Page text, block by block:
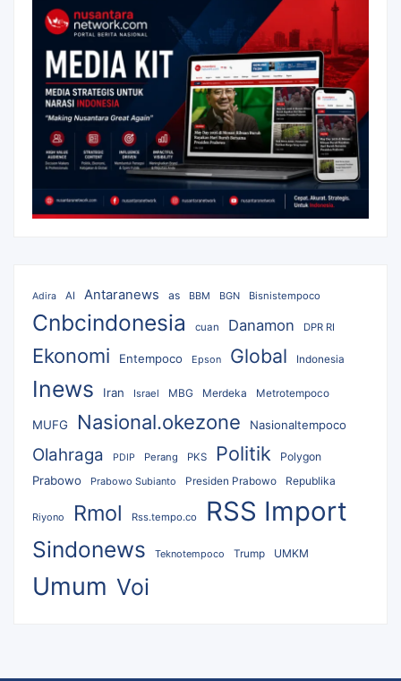
Adira AI Antaranews as BBM BGN Bisnistempoco
Cnbcindonesia cuan Danamon DPR RI
Ekonomi Entempoco Epson Global Indonesia
Inews Iran Israel MBG Merdeka Metrotempoco
MUFG Nasional.okezone Nasionaltempoco
Olahraga PDIP Perang PKS Politik Polygon
Prabowo Prabowo Subianto Presiden Prabowo Republika
Riyono Rmol Rss.tempo.co RSS Import
Sindonews Teknotempoco Trump UMKM
Umum Voi